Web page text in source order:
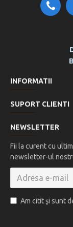
INFORMATII
SUPORT CLIENTI
NEWSLETTER
Fii la curent cu
newsletter-ul
Am citit şi sunt